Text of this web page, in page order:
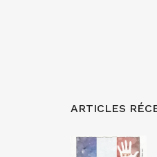
ARTICLES